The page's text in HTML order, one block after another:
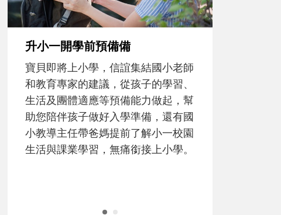
著孩子一起長大。從給予安全感的肢
體遊戲，到獨立自主、角色認同及解
決問題的能力養成。爸爸正嘗試用不
同的模樣，參與孩子每個重要的成長
歷程。